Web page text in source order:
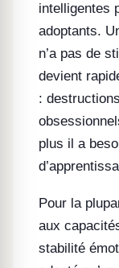
intelligentes
adoptants.
n’a pas de
devient
:
plus il a
Pour la
aux
stabilité